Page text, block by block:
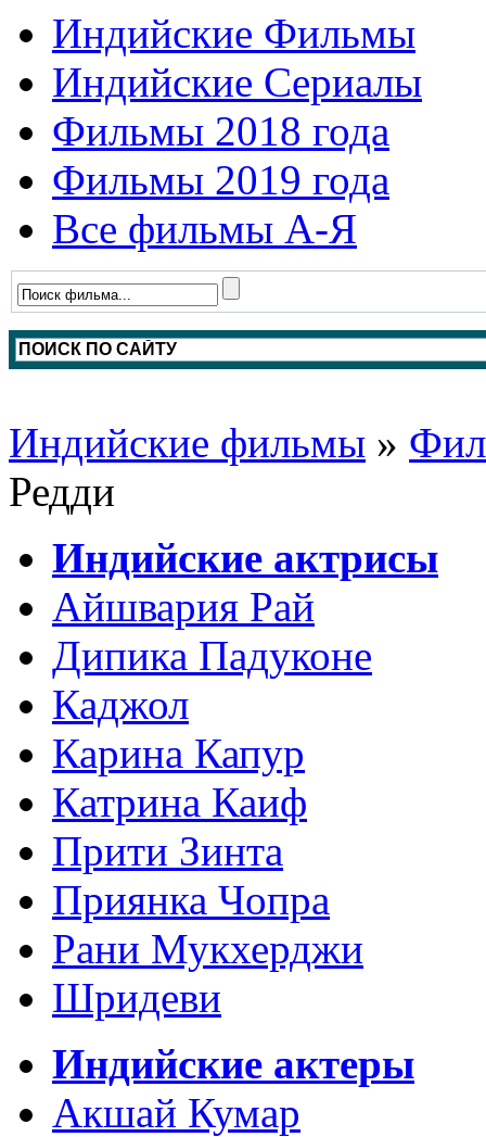
Индийские Фильмы
Индийские Сериалы
Фильмы 2018 года
Фильмы 2019 года
Все фильмы А-Я
Индийские фильмы »
Редди
Индийские актрисы
Айшвария Рай
Дипика Падуконе
Каджол
Карина Капур
Катрина Каиф
Прити Зинта
Приянка Чопра
Рани Мукхерджи
Шридеви
Индийские актеры
Акшай Кумар